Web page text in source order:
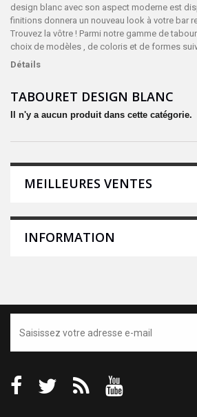
design blanc avec son aspect moderne est
finitions donnera un nouveau look à votre bar
Trouvez la vôtre ! Parmi notre gamme de
choix de modèles , de coloris et de formes
Détails
TABOURET DESIGN BLANC
Il n'y a aucun produit dans cette catégorie.
MEILLEURES VENTES
INFORMATION